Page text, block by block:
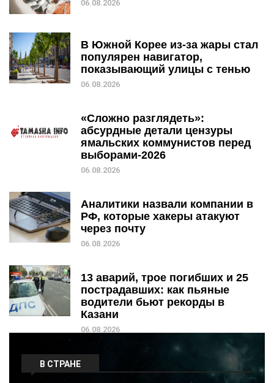
06.08.2026
В Южной Корее из-за жары стал
популярен навигатор,
показывающий улицы с тенью
06.08.2026
«Сложно разглядеть»:
абсурдные детали цензуры
ямальских коммунистов перед
выборами-2026
06.08.2026
Аналитики назвали компании в
РФ, которые хакеры атакуют
через почту
06.08.2026
13 аварий, трое погибших и 25
пострадавших: как пьяные
водители бьют рекорды в
Казани
06.08.2026
В СТРАНЕ